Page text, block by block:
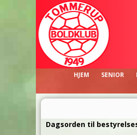
HJEM SENIOR
Dagsorden til